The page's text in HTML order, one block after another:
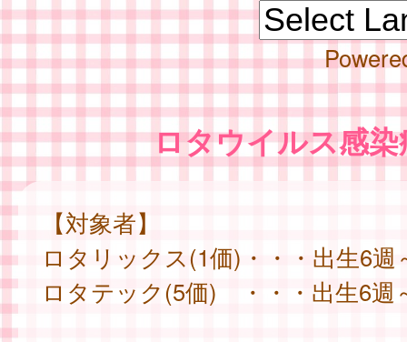
ロタウイルス感染
【対象者】
ロタリックス(1価)・・・出生6週
ロタテック(5価) ・・・出生6週